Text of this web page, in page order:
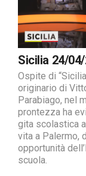
Sicilia 24/
Ospite di
originario di
Parabiago, nel
prontezza ha
gita scolastica
vita a Palermo,
opportunità
scuola.